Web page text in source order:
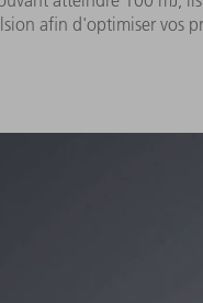
afin d'optimiser vos